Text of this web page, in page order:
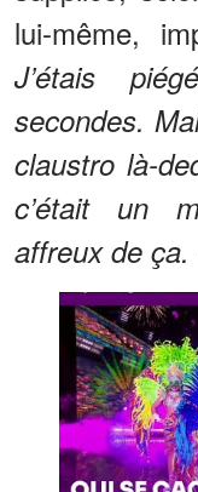
lui-même,
J’étais
secondes.
claustro là-
c’était un
affreux de ça.